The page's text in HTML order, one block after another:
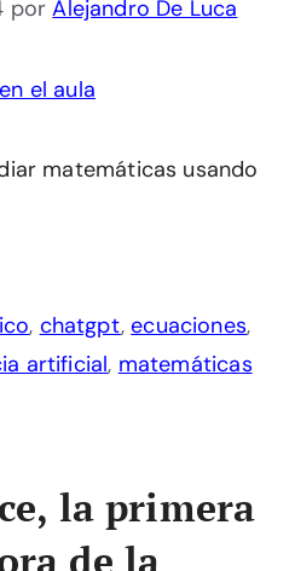
porAlejandro De Luca
matemáticas usando
, chatgpt,ecuaciones,
artificial, matemáticas
la primera
de la